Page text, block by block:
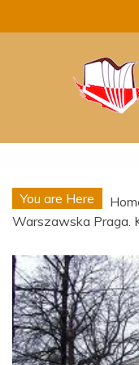
to
You are Here
Warszawska Praga.